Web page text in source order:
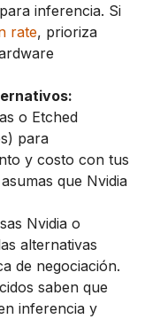
inferencia. Si
rate, prioriza
o Etched
para
y costo con tus
que Nvidia
Nvidia o
alternativas
de negociación.
saben que
inferencia y